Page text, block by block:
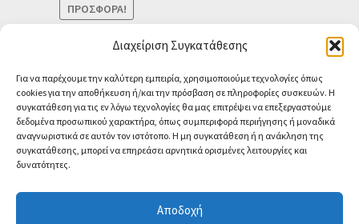
Διαχείριση Συγκατάθεσης
Για να παρέχουμε την καλύτερη εμπειρία, χρησιμοποιούμε τεχνολογίες όπως
cookies για την αποθήκευση ή/και την πρόσβαση σε πληροφορίες συσκευών. Η
συγκατάθεση για τις εν λόγω τεχνολογίες θα μας επιτρέψει να επεξεργαστούμε
δεδομένα προσωπικού χαρακτήρα, όπως συμπεριφορά περιήγησης ή μοναδικά
αναγνωριστικά σε αυτόν τον ιστότοπο. Η μη συγκατάθεση ή η ανάκληση της
συγκατάθεσης, μπορεί να επηρεάσει αρνητικά ορισμένες λειτουργίες και
δυνατότητες.
Αποδοχή
ΠΡΟΣΦΟΡΆ!
Original
was:
€8.90.
Η
τιμή
είναι:
€7.90.
Τελική τιμή
Προσθήκη στο καλάθι
© CA-MICROLAND 2026
Papaki Managed WordPress with